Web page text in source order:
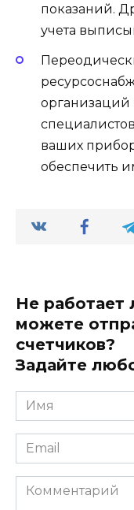
показаний.
учета
организаций
ваших
обеспечить
Не работает
можете
счетчиков?
Задайте
Имя
*
Email
*
Комментарий